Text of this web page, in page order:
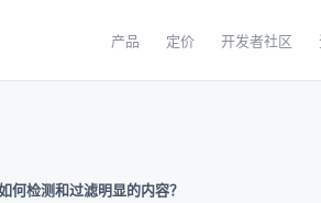
产品 定价 开发者社区
何检测和过滤明显的内容？